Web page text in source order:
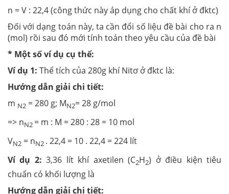
n = V : 22,4 (công thức này áp dụng cho chất khí ở đktc)
Đối với dạng toán này, ta cần đổi số liệu đề bài cho ra n
(mol) rồi sau đó mới tính toán theo yêu cầu của đề bài
* Một số ví dụ cụ thể:
Ví dụ 1: Thể tích của 280g khí Nitơ ở đktc là:
Hướng dẫn giải chi tiết:
m N2 = 280 g; MN2= 28 g/mol
=> nN2 = m : M = 280 : 28 = 10 mol
VN2 = nN2 . 22,4 = 10 . 22,4 = 224 lít
Ví dụ 2: 3,36 lít khí axetilen (C2H2) ở điều kiện tiêu
chuẩn có khối lượng là
Hướng dẫn giải chi tiết: